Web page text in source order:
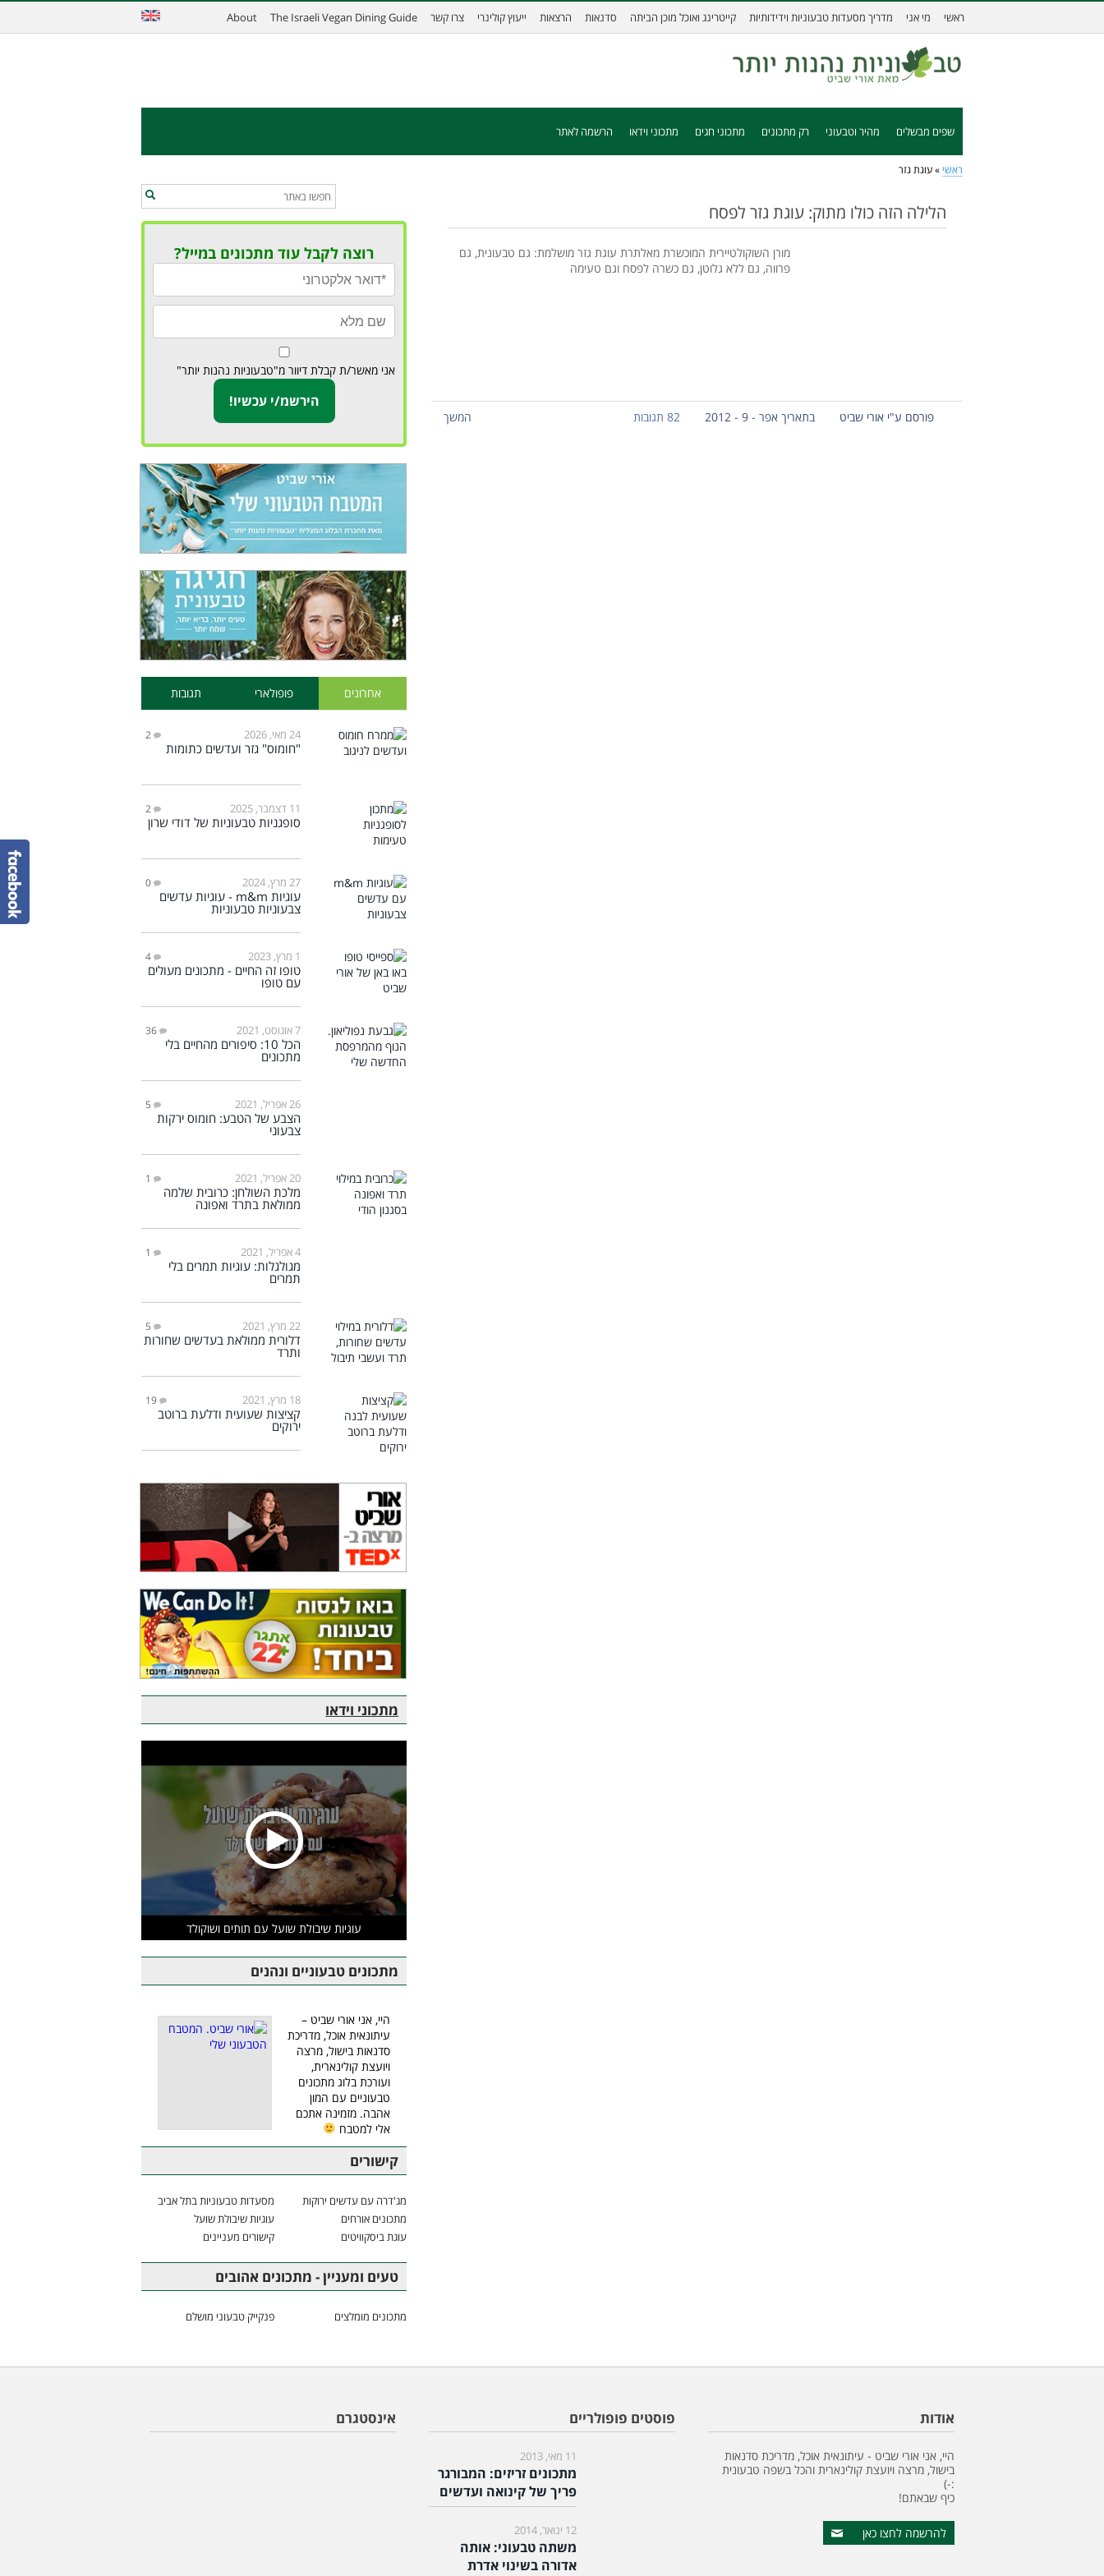
ראשי מי אני מדריך מסעדות טבעוניות וידידותיות קייטרינג ואוכל מוכן הביתה סדנאות הרצאות ייעוץ קולינרי צרו קשר The Israeli Vegan Dining Guide
About
שפים מבשלים מהיר וטבעוני רק מתכונים מתכוני חגים מתכוני וידאו הרשמה לאתר
ראשי » עוגת גזר
הלילה הזה כולו מתוק: עוגת גזר לפסח
מורן השוקולטיירית המוכשרת מאלתרת עוגת גזר מושלמת: גם טבעונית, גם
פרווה, גם ללא גלוטן, גם כשרה לפסח וגם טעימה
פורסם ע"י אורי שביט בתאריך אפר - 9 - 2012 82 תגובות המשך
רוצה לקבל עוד מתכונים במייל?
אני מאשר/ת קבלת דיוור מ"טבעוניות נהנות יותר"
אחרונים פופולארי תגובות
24 מאי, 2026 2
"חומוס" גזר ועדשים כתומות
11 דצמבר, 2025 2
סופגניות טבעוניות של דודי שרון
27 מרץ, 2024 0
עוגיות m&m - עוגיות עדשים
צבעוניות טבעוניות
1 מרץ, 2023 4
טופו זה החיים - מתכונים מעולים
עם טופו
7 אוגוסט, 2021 36
הכל 10: סיפורים מהחיים בלי
מתכונים
26 אפריל, 2021 5
הצבע של הטבע: חומוס ירקות
צבעוני
20 אפריל, 2021 1
מלכת השולחן: כרובית שלמה
ממולאת בתרד ואפונה
4 אפריל, 2021 1
מגולגלות: עוגיות תמרים בלי
תמרים
22 מרץ, 2021 5
דלורית ממולאת בעדשים שחורות
ותרד
18 מרץ, 2021 19
קציצות שעועית ודלעת ברוטב
ירוקים
מתכוני וידאו
עוגיות שיבולת שועל עם תותים ושוקולד
מתכונים טבעוניים ונהנים
היי, אני אורי שביט –
עיתונאית אוכל, מדריכת
סדנאות בישול, מרצה
ויועצת קולינארית,
ועורכת בלוג מתכונים
טבעוניים עם המון
אהבה. מזמינה אתכם
אלי למטבח
קישורים
מג'דרה עם עדשים ירוקות
מסעדות טבעוניות בתל אביב
מתכונים אורחים
עוגיות שיבולת שועל
עוגת ביסקוויטים
קישורים מעניינים
טעים ומעניין - מתכונים אהובים
מתכונים מומלצים פנקייק טבעוני מושלם
אודות
היי, אני אורי שביט - עיתונאית אוכל, מדריכת סדנאות
בישול, מרצה ויועצת קולינארית והכל בשפה טבעונית
:-)
כיף שבאתם!
להרשמה לחצו כאן
פוסטים פופולריים
11 מאי, 2013
מתכונים זריזים: המבורגר
פריך של קינואה ועדשים
12 ינואר, 2014
משתה טבעוני: אותה
אדורה בשינוי אדרת
אינסטגרם